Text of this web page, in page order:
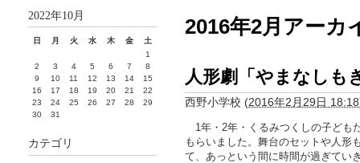
2016年2月アーカ
人形劇「やまなしも
西野小学校 (2016年2月29日 18:18
1年・2年・くるみつくしの子ども
もらいました。舞台のセットや人形
て、あっという間に時間が過ぎてい
2022年10月
日 月 火 水 木 金
土
1
2
3 4 5 6 7
8
9
10 11 12 13 14
15
16
17 18 19 20 21
22
23
24 25 26 27 28
29
30
31
カテゴリ